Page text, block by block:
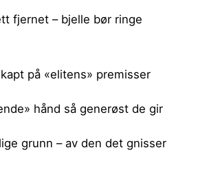
fjernet – bjelle bør ringe
på «elitens» premisser
hånd så generøst de gir
grunn – av den det gnisser